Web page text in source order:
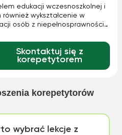
edukacji wczesnoszkolnej i
wykształcenie w
osób z niepełnosprawnością
pracy domowej oraz
Skontaktuj się z
korepetytorem
korepetytorów
wybrać lekcje z